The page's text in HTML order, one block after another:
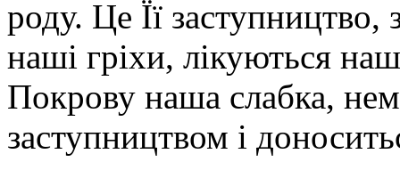
роду. Це Її
наші гріхи, лікуються
Покрову наша слабка,
заступництвом і